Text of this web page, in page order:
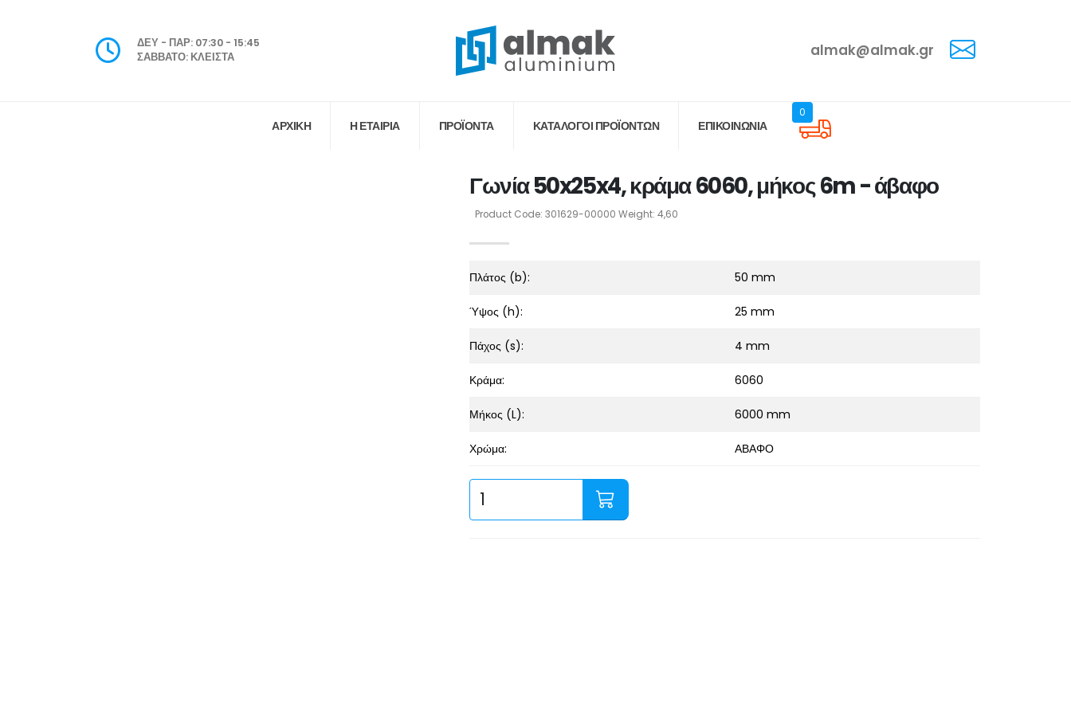
ΔΕΥ - ΠΑΡ: 07:30 - 15:45
ΣΑΒΒΑΤΟ: ΚΛΕΙΣΤΑ
almak@almak.gr
ΑΡΧΙΚΗ Η ΕΤΑΙΡΙΑ ΠΡΟΪΟΝΤΑ ΚΑΤΆΛΟΓΟΙ ΠΡΟΪΌΝΤΩΝ ΕΠΙΚΟΙΝΩΝΙΑ
0
Γωνία 50x25x4, κράμα 6060, μήκος 6m - άβαφο
Product Code: 301629-00000 Weight: 4,60
Πλάτος (b): 50 mm
Ύψος (h): 25 mm
Πάχος (s): 4 mm
Κράμα: 6060
Μήκος (L): 6000 mm
Χρώμα: ΑΒΑΦΟ